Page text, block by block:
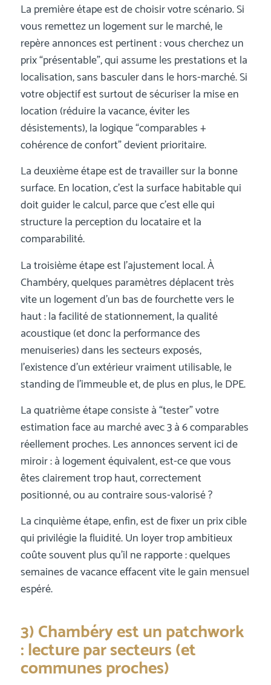
La première étape est de choisir votre scénario. Si
vous remettez un logement sur le marché, le
repère annonces est pertinent : vous cherchez un
prix “présentable”, qui assume les prestations et la
localisation, sans basculer dans le hors-marché. Si
votre objectif est surtout de sécuriser la mise en
location (réduire la vacance, éviter les
désistements), la logique “comparables +
cohérence de confort” devient prioritaire.
La deuxième étape est de travailler sur la bonne
surface. En location, c’est la surface habitable qui
doit guider le calcul, parce que c’est elle qui
structure la perception du locataire et la
comparabilité.
La troisième étape est l’ajustement local. À
Chambéry, quelques paramètres déplacent très
vite un logement d’un bas de fourchette vers le
haut : la facilité de stationnement, la qualité
acoustique (et donc la performance des
menuiseries) dans les secteurs exposés,
l’existence d’un extérieur vraiment utilisable, le
standing de l’immeuble et, de plus en plus, le DPE.
La quatrième étape consiste à “tester” votre
estimation face au marché avec 3 à 6 comparables
réellement proches. Les annonces servent ici de
miroir : à logement équivalent, est-ce que vous
êtes clairement trop haut, correctement
positionné, ou au contraire sous-valorisé ?
La cinquième étape, enfin, est de fixer un prix cible
qui privilégie la fluidité. Un loyer trop ambitieux
coûte souvent plus qu’il ne rapporte : quelques
semaines de vacance effacent vite le gain mensuel
espéré.
3) Chambéry est un patchwork
: lecture par secteurs (et
communes proches)